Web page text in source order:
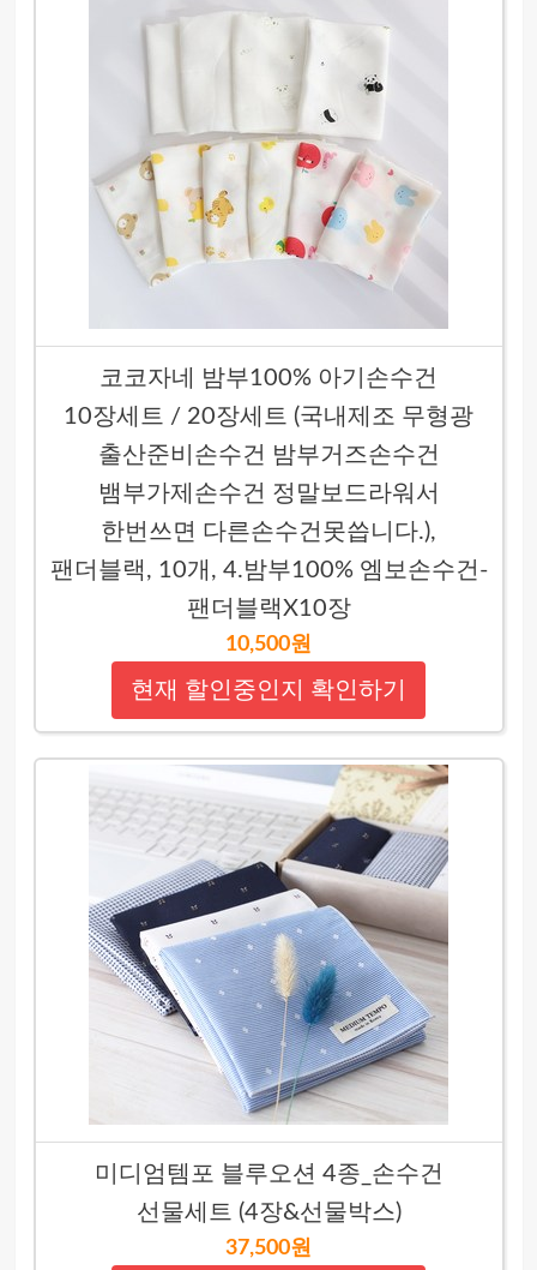
코코자네 밤부100% 아기손수건
10장세트 / 20장세트 (국내제조 무형광
출산준비손수건 밤부거즈손수건
뱀부가제손수건 정말보드라워서
한번쓰면 다른손수건못씁니다.),
팬더블랙, 10개, 4.밤부100% 엠보손수건-
팬더블랙X10장
10,500원
현재 할인중인지 확인하기
미디엄템포 블루오션 4종_손수건
선물세트 (4장&선물박스)
37,500원